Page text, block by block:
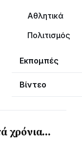
Αθλητικά
Πολιτισμός
Εκπομπές
Βίντεο
Τοπικά
χρόνια…